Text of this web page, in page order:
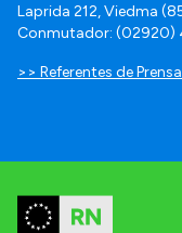
Laprida 212, Viedma
Conmutador: (02920)
>> Referentes de